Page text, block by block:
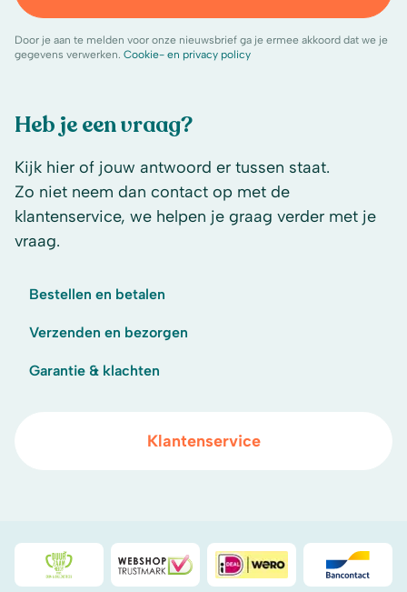
Heb je een vraag?
Kijk hier of jouw antwoord er tussen staat.
Zo niet neem dan contact op met de
klantenservice, we helpen je graag verder met je
vraag.
Bestellen en betalen
Verzenden en bezorgen
Garantie & klachten
Klantenservice
Door je aan te melden voor onze nieuwsbrief ga je ermee akkoord dat we je
gegevens verwerken. Cookie- en privacy policy
Duurzaamheidsprijs duin- & bollenstreek
WebwinkelKeuriDeal